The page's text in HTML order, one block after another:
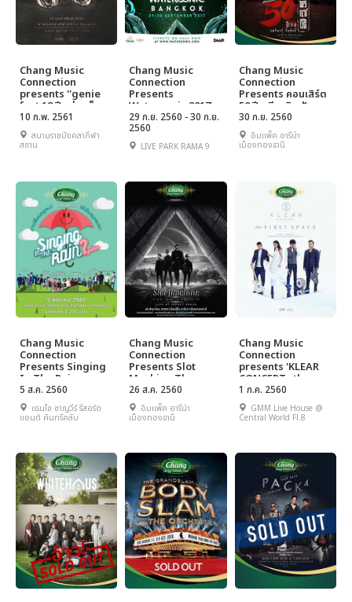
Chang Music
Connection
presents ''genie
fest 19 ปี กว่าจะร็อก
เท่าวันนี้''
10 ก.พ. 2561
สนามราชมังคลากีฬา
สถาน
Chang Music
Connection
Presents
Waterzonic 2017
29 ก.ย. 2560 - 30 ก.ย.
2560
LIVE PARK RAMA 9
Chang Music
Connection
Presents คอนเสิร์ต
50 ปี พรีแซยิด ป้าง
นครินทร์
30 ก.ย. 2560
อิมแพ็ค อารีน่า
เมืองทองธานี
Chang Music
Connection
Presents Singing
In The Rain
2Gether
5 ส.ค. 2560
แรนโช ชาญวีร์ รีสอร์ต
แอนด์ คันทรีคลับ
Chang Music
Connection
Presents Slot
Machine The
Mothership Live at
Impact Arena
26 ส.ค. 2560
อิมแพ็ค อารีน่า
เมืองทองธานี
Chang Music
Connection
presents 'KLEAR
CONCERT : the
FIRST SPACE'
1 ก.ค. 2560
GMM Live House @
Central World Fl.8